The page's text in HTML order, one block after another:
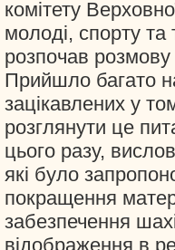
комітету
молоді, спорту
розпочав
Прийшло багато
зацікавлених у
розглянути це
цього разу,
які було
покращення
забезпечення
відображення в